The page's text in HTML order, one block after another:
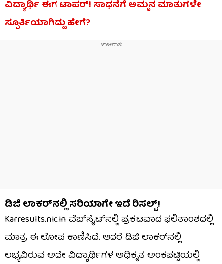
ವಿದ್ಯಾರ್ಥಿ ಈಗ ಟಾಪರ್! ಸಾಧನೆಗೆ ಅಮ್ಮನ ಮಾತುಗಳೇ
ಸ್ಪೂರ್ತಿಯಾಗಿದ್ದು ಹೇಗೆ?
ಡಿಜಿ ಲಾಕರ್​ನಲ್ಲಿ ಸರಿಯಾಗೇ ಇದೆ ರಿಸಲ್ಟ್!
Karresults.nic.in ವೆಬ್​ಸೈಟ್​ನಲ್ಲಿ ಪ್ರಕಟವಾದ ಫಲಿತಾಂಶದಲ್ಲಿ
ಮಾತ್ರ ಈ ಲೋಪ ಕಾಣಿಸಿದೆ. ಆದರೆ ಡಿಜಿ ಲಾಕರ್‌ನಲ್ಲಿ
ಲಭ್ಯವಿರುವ ಅದೇ ವಿದ್ಯಾರ್ಥಿಗಳ ಅಧಿಕೃತ ಅಂಕಪಟ್ಟಿಯಲ್ಲಿ